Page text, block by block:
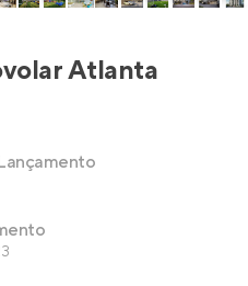
Atlanta